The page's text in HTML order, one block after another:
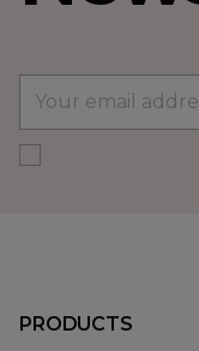
PRODUCTS